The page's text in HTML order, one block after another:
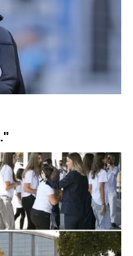
majke? Sve što